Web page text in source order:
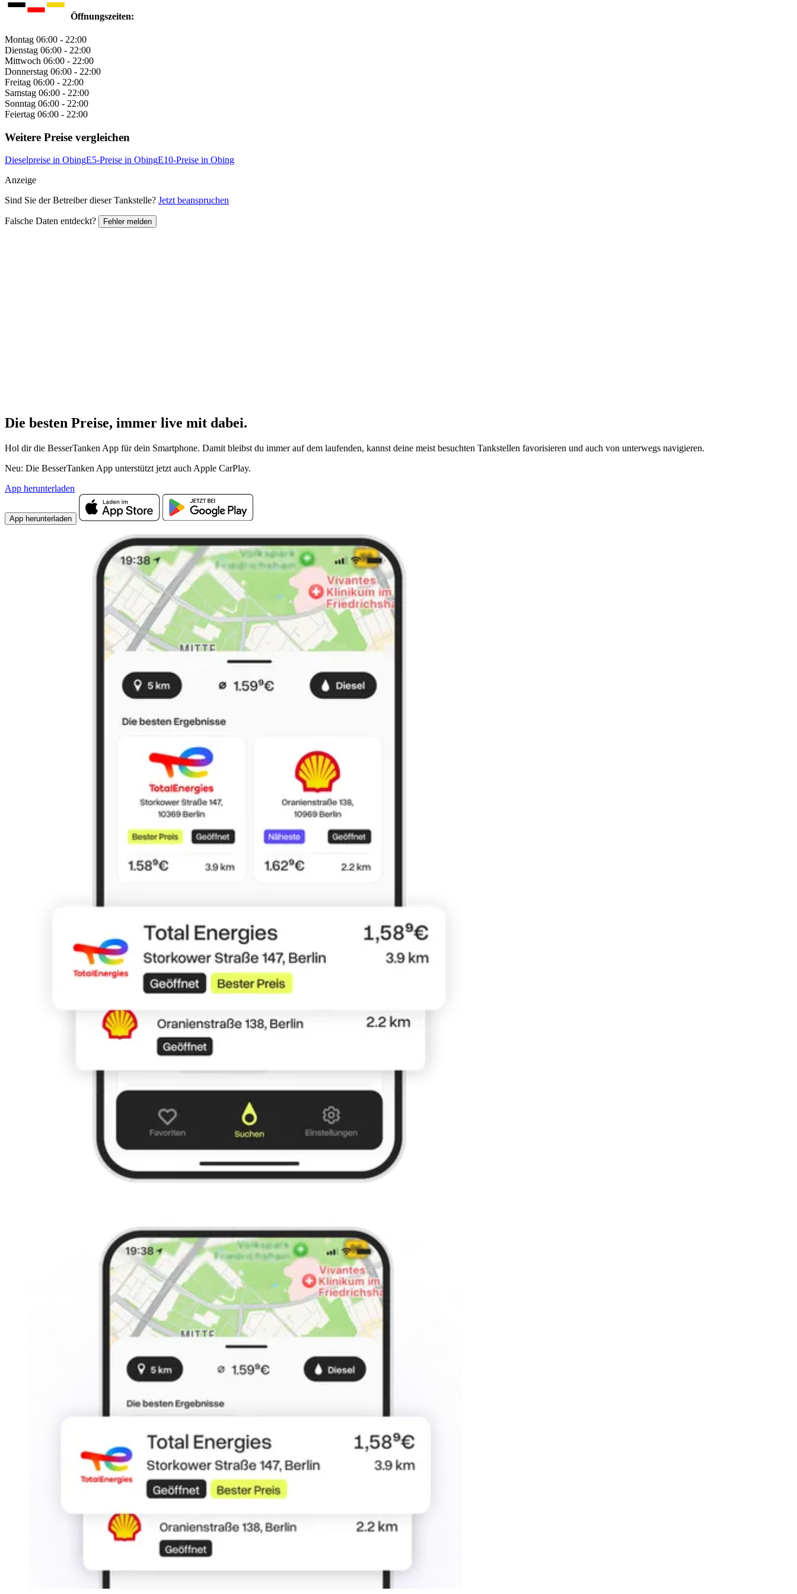
Öffnungszeiten:
Montag 06:00 - 22:00
Dienstag 06:00 - 22:00
Mittwoch 06:00 - 22:00
Donnerstag 06:00 - 22:00
Freitag 06:00 - 22:00
Samstag 06:00 - 22:00
Sonntag 06:00 - 22:00
Feiertag 06:00 - 22:00
Weitere Preise vergleichen
Dieselpreise in ObingE5-Preise in ObingE10-Preise in Obing
Anzeige
Sind Sie der Betreiber dieser Tankstelle? Jetzt beanspruchen
Falsche Daten entdeckt? Fehler melden
Die besten Preise, immer live mit dabei.
Hol dir die BesserTanken App für dein Smartphone. Damit bleibst du immer auf dem laufenden, kannst deine meist besuchten Tankstellen favorisieren und auch von unterwegs navigieren.
Neu: Die BesserTanken App unterstützt jetzt auch Apple CarPlay.
App herunterladen
App herunterladen